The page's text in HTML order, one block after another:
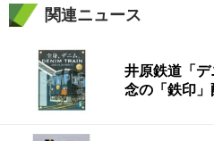
関連ニュース
井原鉄道「
念の「鉄印